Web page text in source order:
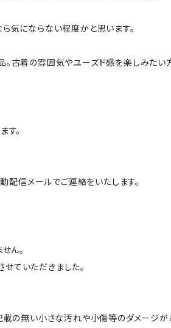
気にならない程度かと思います。
古着の雰囲気やユーズド感を楽しみたい
す。
配信メールでご連絡をいたします。
ん。
ていただきました。
載の無い小さな汚れや小傷等のダメージが